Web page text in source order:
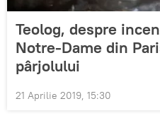
Teolog, despre
Notre-Dame din
pârjolului
21 Aprilie 2019, 15:30